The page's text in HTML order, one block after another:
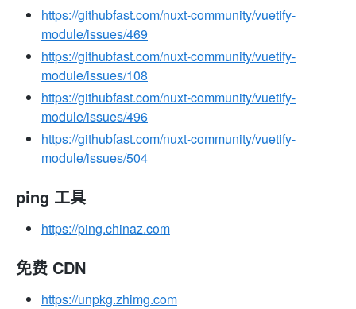
https://githubfast.com/nuxt-community/vuetify-
module/issues/469
https://githubfast.com/nuxt-community/vuetify-
module/issues/108
https://githubfast.com/nuxt-community/vuetify-
module/issues/496
https://githubfast.com/nuxt-community/vuetify-
module/issues/504
ping 工具
https://ping.chinaz.com
免费 CDN
https://unpkg.zhimg.com